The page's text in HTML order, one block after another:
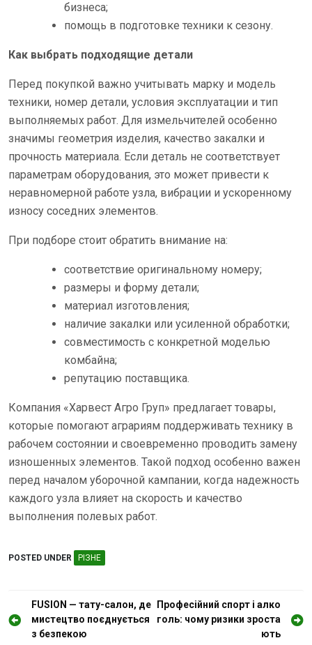
бизнеса;
помощь в подготовке техники к сезону.
Как выбрать подходящие детали
Перед покупкой важно учитывать марку и модель
техники, номер детали, условия эксплуатации и тип
выполняемых работ. Для измельчителей особенно
значимы геометрия изделия, качество закалки и
прочность материала. Если деталь не соответствует
параметрам оборудования, это может привести к
неравномерной работе узла, вибрации и ускоренному
износу соседних элементов.
При подборе стоит обратить внимание на:
соответствие оригинальному номеру;
размеры и форму детали;
материал изготовления;
наличие закалки или усиленной обработки;
совместимость с конкретной моделью
комбайна;
репутацию поставщика.
Компания «Харвест Агро Груп» предлагает товары,
которые помогают аграриям поддерживать технику в
рабочем состоянии и своевременно проводить замену
изношенных элементов. Такой подход особенно важен
перед началом уборочной кампании, когда надежность
каждого узла влияет на скорость и качество
выполнения полевых работ.
POSTED UNDER РІЗНЕ
Н
а
FUSION — тату-салон, де
мистецтво поєднується
з безпекою
Професійний спорт і алко
голь: чому ризики зроста
ють